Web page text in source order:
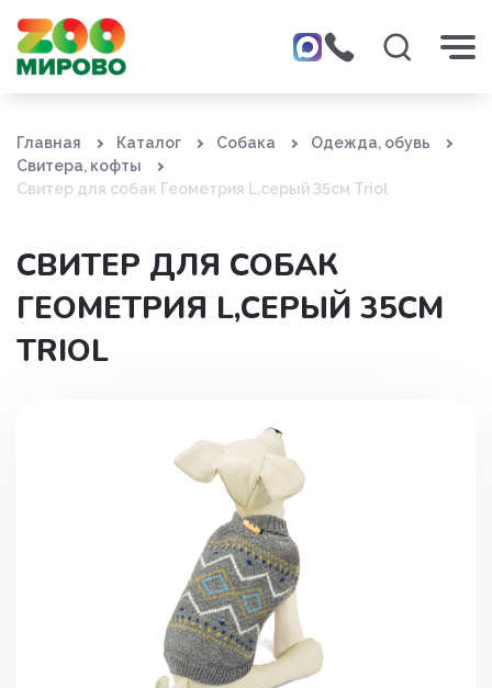
Главная Каталог Собака
Одежда, обувь
Свитера, кофты
Свитер для собак Геометрия L,серый 35см Triol
СВИТЕР ДЛЯ СОБАК
ГЕОМЕТРИЯ L,СЕРЫЙ 35СМ
TRIOL